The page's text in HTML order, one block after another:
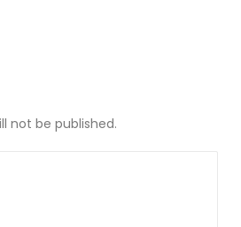
not be published.